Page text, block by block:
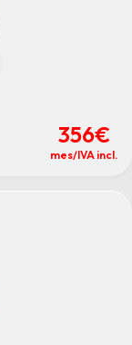
356€
mes/IVA incl.